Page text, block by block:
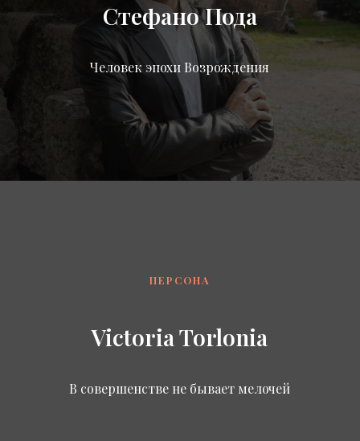
Стефано Пода
Человек эпохи Возрождения
ПЕРСОНА
Victoria Torlonia
В совершенстве не бывает мелочей